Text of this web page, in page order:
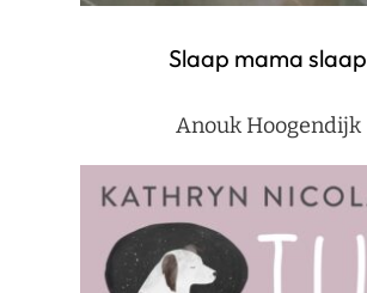
Slaap mama slaap
Anouk Hoogendijk